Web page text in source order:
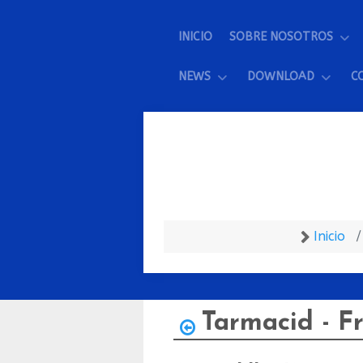
INICIO SOBRE NOSOTROS
NEWS DOWNLOAD
Inicio
Tarmacid -